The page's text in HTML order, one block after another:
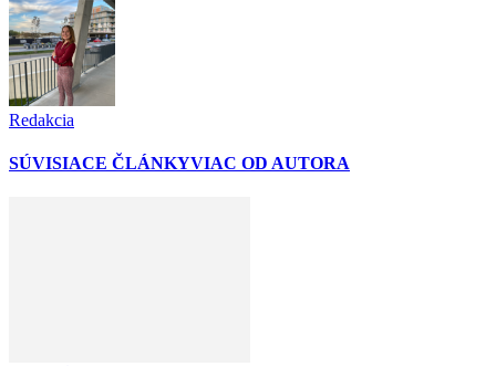
Redakcia
SÚVISIACE ČLÁNKYVIAC OD AUTORA